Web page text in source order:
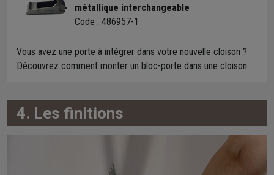
métallique interchangeable
Code : 486957-1
Vous avez une porte à intégrer dans votre nouvelle cloison ?
Découvrez comment monter un bloc-porte dans une cloison.
4. Les finitions